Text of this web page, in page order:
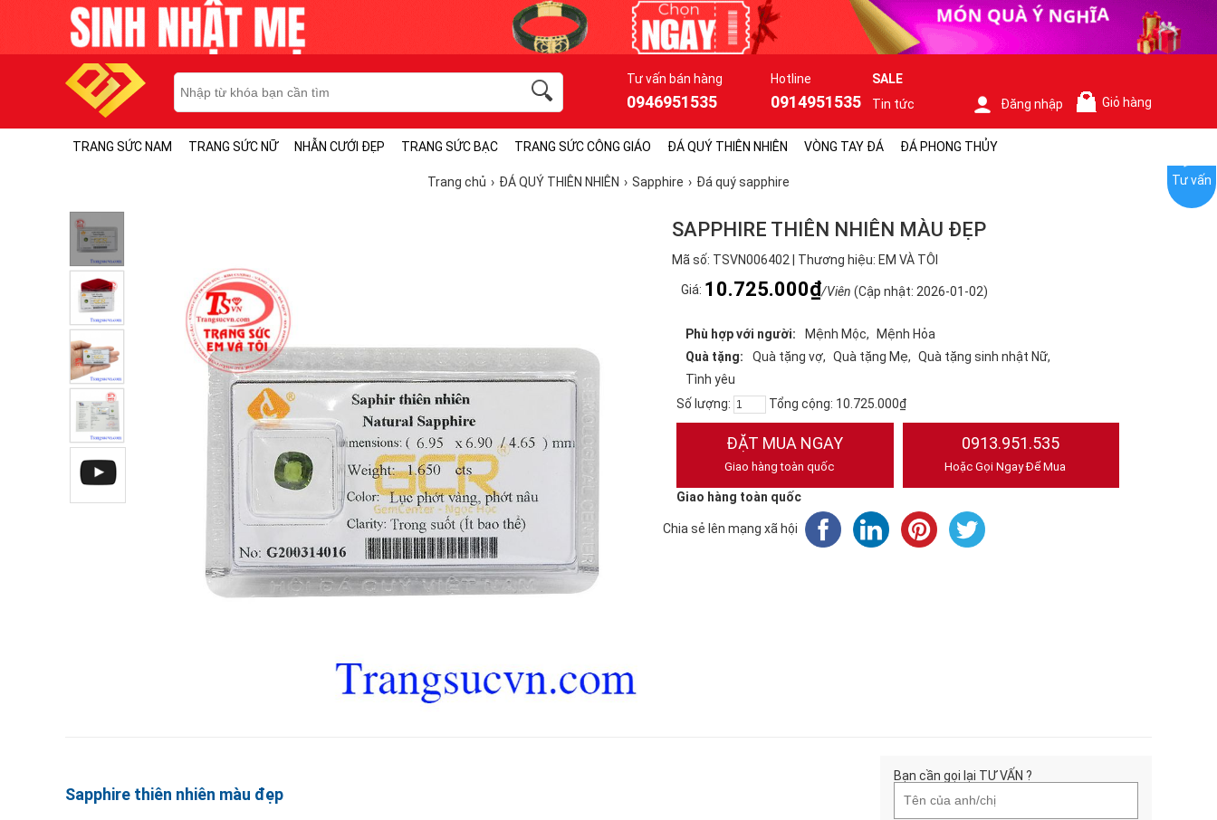
Tư vấn bán hàng
0946951535
Hotline
0914951535
SALE
Tin tức
Đăng nhập Giỏ hàng
TRANG SỨC NAM TRANG SỨC NỮ NHẪN CƯỚI ĐẸP TRANG SỨC BẠC TRANG SỨC CÔNG GIÁO ĐÁ QUÝ THIÊN NHIÊN VÒNG TAY ĐÁ ĐÁ PHONG THỦY
Trang chủ ĐÁ QUÝ THIÊN NHIÊN Sapphire Đá quý sapphire
SAPPHIRE THIÊN NHIÊN MÀU ĐẸP
Mã số: TSVN006402 | Thương hiệu: EM VÀ TÔI
Giá: 10.725.000₫/Viên (Cập nhật: 2026-01-02)
Phù hợp với người: Mệnh Mộc
Mệnh Hỏa
Quà tặng:
Quà tặng vợ Quà tặng Mẹ
Quà tặng sinh nhật Nữ
Tình yêu
Số lượng:
Tổng cộng: 10.725.000₫
ĐẶT MUA NGAY
Giao hàng toàn quốc
0913.951.535
Hoặc Gọi Ngay Để Mua
Giao hàng toàn quốc
Chia sẻ lên mạng xã hội
Sapphire thiên nhiên màu đẹp
Bạn cần gọi lại TƯ VẤN ?
Tư vấn